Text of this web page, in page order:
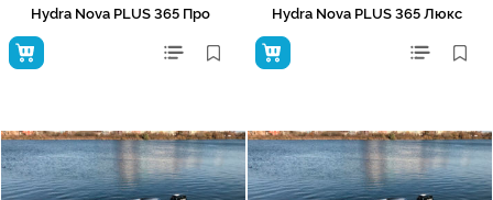
Hydra Nova PLUS 365 Про Hydra Nova PLUS 365 Люкс